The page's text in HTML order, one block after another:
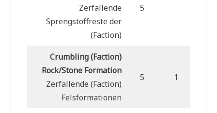
Zerfallende
Sprengstoffreste der
(Faction)
5
Crumbling (Faction)
Rock/Stone Formation
Zerfallende (Faction)
Felsformationen
5 1